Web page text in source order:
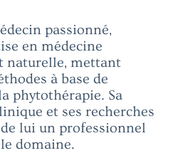
passionné,
en médecine
naturelle, mettant
à base de
phytothérapie. Sa
et ses recherches
lui un professionnel
domaine.